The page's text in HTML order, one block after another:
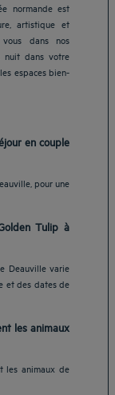
normande est
artistique et
dans nos
nuit dans votre
espaces bien-
en couple
pour une
Tulip à
Deauville varie
et des dates de
les animaux
les animaux de